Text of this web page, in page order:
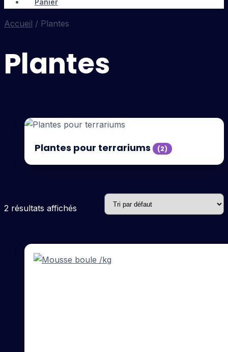
Panier
Accueil / Plantes
Plantes
Plantes pour terrariums (2)
2 résultats affichés